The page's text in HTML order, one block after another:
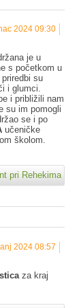
2024 09:30
je u
s početkom u
su
i glumci.
i približili nam
su im pomogli
se i po
učeničke
školom.
pri Rehekima
2024 08:57
za kraj